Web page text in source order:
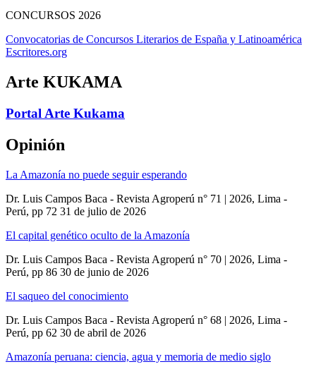
CONCURSOS 2026
Convocatorias de Concursos Literarios de España y Latinoamérica
Escritores.org
Arte KUKAMA
Portal Arte Kukama
Opinión
La Amazonía no puede seguir esperando
Dr. Luis Campos Baca - Revista Agroperú n° 71 | 2026, Lima -
Perú, pp 72 31 de julio de 2026
El capital genético oculto de la Amazonía
Dr. Luis Campos Baca - Revista Agroperú n° 70 | 2026, Lima -
Perú, pp 86 30 de junio de 2026
El saqueo del conocimiento
Dr. Luis Campos Baca - Revista Agroperú n° 68 | 2026, Lima -
Perú, pp 62 30 de abril de 2026
Amazonía peruana: ciencia, agua y memoria de medio siglo